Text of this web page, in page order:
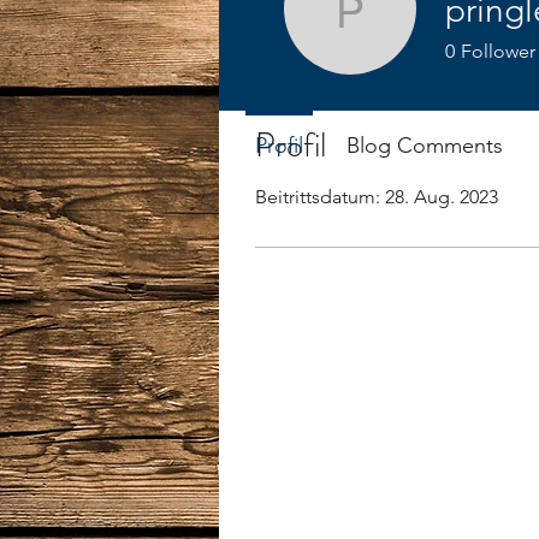
Profil
Beitrittsdatum: 28. Aug. 2023
pringler
0 Follower
Profil Blog Comments